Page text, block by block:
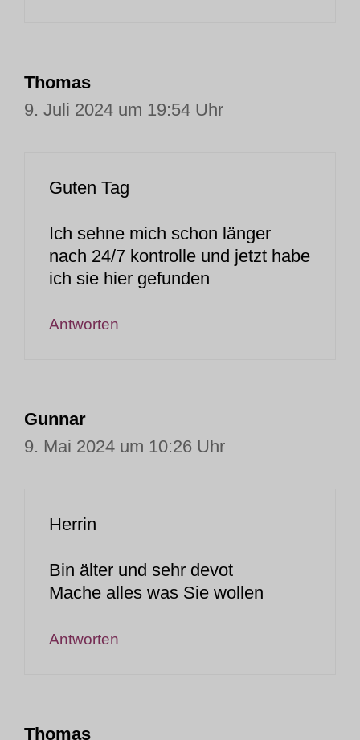
Thomas
9. Juli 2024 um 19:54 Uhr
Guten Tag
Ich sehne mich schon länger
nach 24/7 kontrolle und jetzt habe
ich sie hier gefunden
Antworten
Gunnar
9. Mai 2024 um 10:26 Uhr
Herrin
Bin älter und sehr devot
Mache alles was Sie wollen
Antworten
Thomas